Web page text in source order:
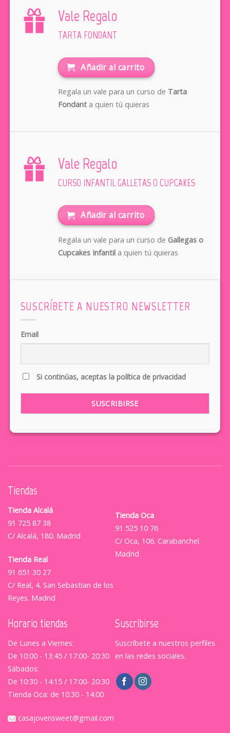
Vale Regalo
TARTA FONDANT
Añadir al carrito
Regala un vale para un curso de Tarta
Fondanta quien tú quieras
Vale Regalo
CURSO INFANTIL GALLETAS O CUPCAKES
Añadir al carrito
Regala un vale para un curso de Gallegas o
Cupcakes Infantila quien tú quieras
SUSCRÍBETE A NUESTRO NEWSLETTER
Email
Si continúas, aceptas la política de privacidad
Tiendas
Tienda Alcalá
91 725 87 38
C/ Alcalá, 180. Madrid
Tienda Real
91 651 30 27
C/ Real, 4. San Sebastian de los
Reyes. Madrid
Tienda Oca
91 525 10 76
C/ Oca, 106. Carabanchel.
Madrid
Horario tiendas
De Lunes a Viernes:
De 10:00 - 13:45 / 17:00- 20:30
Sábados:
De 10:30 - 14:15 / 17:00- 20:30
Tienda Oca: de 10:30 - 14:00
Suscribirse
Suscríbete a nuestros perfiles
en las redes sociales.
casajovensweet@gmail.com